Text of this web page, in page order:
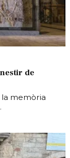
de
la memòria